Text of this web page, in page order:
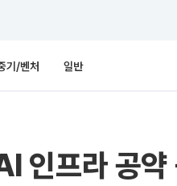
기/벤처 일반
프라 공약